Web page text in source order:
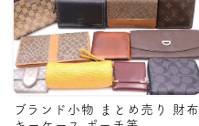
ブランド小物 まとめ売り 財布